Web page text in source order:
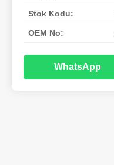
Stok Kodu:
OEM No:
WhatsApp